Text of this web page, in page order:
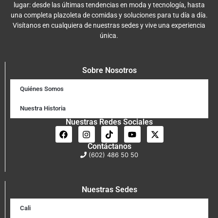
lugar: desde las últimas tendencias en moda y tecnología, hasta
una completa plazoleta de comidas y soluciones para tu día a día.
Visítanos en cualquiera de nuestras sedes y vive una experiencia
única.
Sobre Nosotros
Quiénes Somos
Nuestra Historia
Nuestras Redes Sociales
Contáctanos
(602) 486 50 50
Nuestras Sedes
Cali